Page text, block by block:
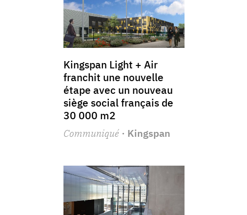
Kingspan Light + Air
franchit une nouvelle
étape avec un nouveau
siège social français de
30 000 m2
Communiqué· Kingspan